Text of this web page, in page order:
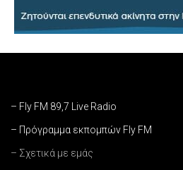
– Fly FM 89,7 Live Radio
– Πρόγραμμα εκπομπών Fly FM
– Σχετικά με εμάς